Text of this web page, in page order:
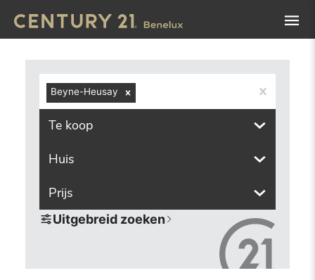
Beyne-Heusay
Te koop
Huis
Prijs
Uitgebreid zoeken